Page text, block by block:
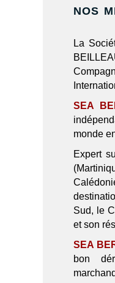
nos
La
SEA
monde
Expert
Sud, le
et son
SEA
bon